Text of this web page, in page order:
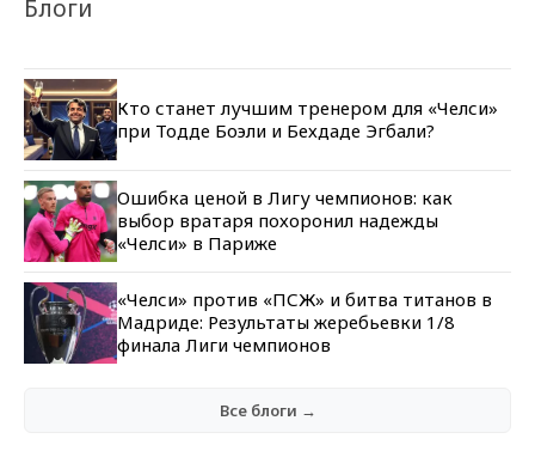
Блоги
Кто станет лучшим тренером для «Челси»
при Тодде Боэли и Бехдаде Эгбали?
Ошибка ценой в Лигу чемпионов: как
выбор вратаря похоронил надежды
«Челси» в Париже
«Челси» против «ПСЖ» и битва титанов в
Мадриде: Результаты жеребьевки 1/8
финала Лиги чемпионов
Все блоги →